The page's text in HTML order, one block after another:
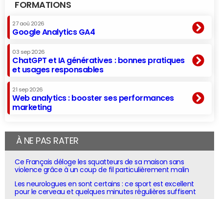
FORMATIONS
27 aoû 2026
Google Analytics GA4
03 sep 2026
ChatGPT et IA génératives : bonnes pratiques
et usages responsables
21 sep 2026
Web analytics : booster ses performances
marketing
À NE PAS RATER
Ce Français déloge les squatteurs de sa maison sans
violence grâce à un coup de fil particulièrement malin
Les neurologues en sont certains : ce sport est excellent
pour le cerveau et quelques minutes régulières suffisent